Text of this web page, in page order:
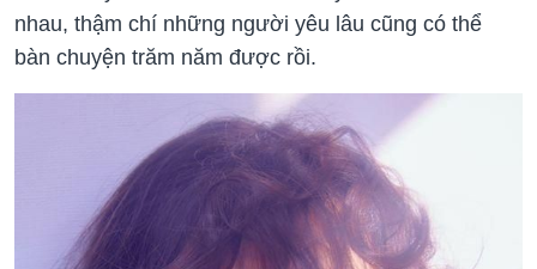
nhau, thậm chí những người yêu lâu cũng có thể
bàn chuyện trăm năm được rồi.